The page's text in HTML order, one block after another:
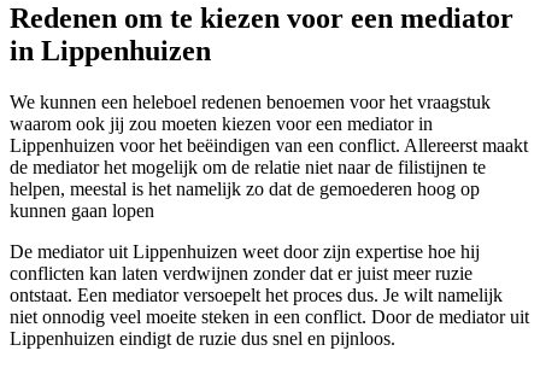
Redenen om te kiezen voor een mediator
in Lippenhuizen
We kunnen een heleboel redenen benoemen voor het vraagstuk
waarom ook jij zou moeten kiezen voor een mediator in
Lippenhuizen voor het beëindigen van een conflict. Allereerst maakt
de mediator het mogelijk om de relatie niet naar de filistijnen te
helpen, meestal is het namelijk zo dat de gemoederen hoog op
kunnen gaan lopen
De mediator uit Lippenhuizen weet door zijn expertise hoe hij
conflicten kan laten verdwijnen zonder dat er juist meer ruzie
ontstaat. Een mediator versoepelt het proces dus. Je wilt namelijk
niet onnodig veel moeite steken in een conflict. Door de mediator uit
Lippenhuizen eindigt de ruzie dus snel en pijnloos.